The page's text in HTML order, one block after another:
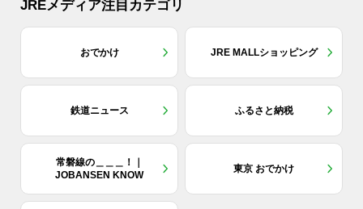
JREメディア注目カテゴリ
おでかけ JRE MALLショッピング
鉄道ニュース ふるさと納税
常磐線の＿＿＿！｜
JOBANSEN KNOW
東京 おでかけ